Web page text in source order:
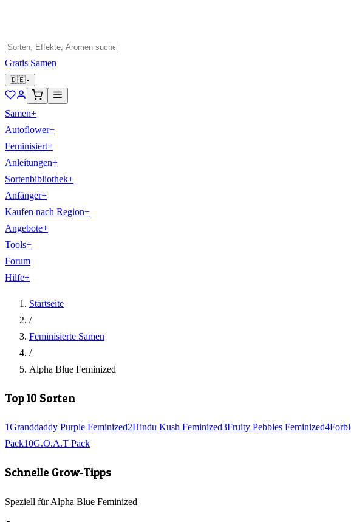
Gratis Samen
🇩🇪
Samen+
Autoflower+
Feminisiert+
Anleitungen+
Sortenbibliothek+
Anfänger+
Kaufen nach Region+
Angebote+
Tools+
Forum
Hilfe+
Startseite
/
Feminisierte Samen
/
Alpha Blue Feminized
Top 10 Sorten
1Granddaddy Purple Feminized2Hindu Kush Feminized3Fruity Pebbles Feminized4
Pack10G.O.A.T Pack
Schnelle Grow-Tipps
Speziell für Alpha Blue Feminized